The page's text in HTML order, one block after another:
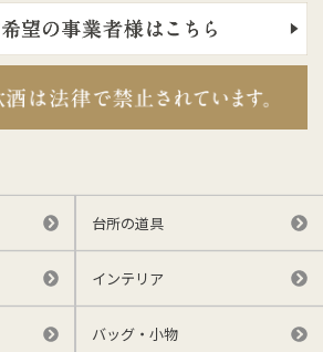
台所の道具
インテリア
バッグ・小物